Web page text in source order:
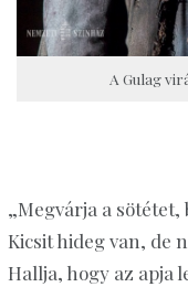
A Gulag
„Megvárja a sötétet,
Kicsit hideg van, de
Hallja, hogy az apja